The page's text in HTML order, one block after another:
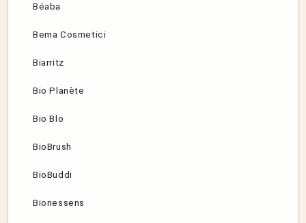
Béaba
Bema Cosmetici
Biarritz
Bio Planète
Bio Blo
BioBrush
BioBuddi
Bionessens